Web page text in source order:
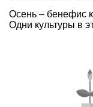
Осень – бенефис
Одни культуры в